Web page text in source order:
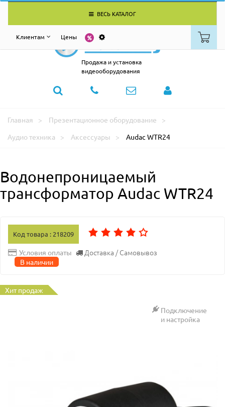
ВЕСЬ КАТАЛОГ
Клиентам Цены
Продажа и установка
видеооборудования
Главная
Презентационное оборудование
Аудио техника
Аксессуары Audac WTR24
Водонепроницаемый
трансформатор Audac WTR24
Код товара : 218209
Условия оплаты Доставка / Самовывоз
В наличии
Хит продаж
Подключение
и настройка